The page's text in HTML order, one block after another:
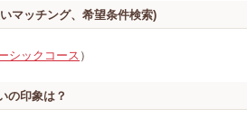
マッチング、希望条件検索)
シックコース ）
の印象は？